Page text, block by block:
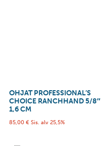
OHJAT PROFESSIONAL’S
CHOICE RANCHHAND 5/8″
1,6 CM
85,00 € Sis. alv 25,5%